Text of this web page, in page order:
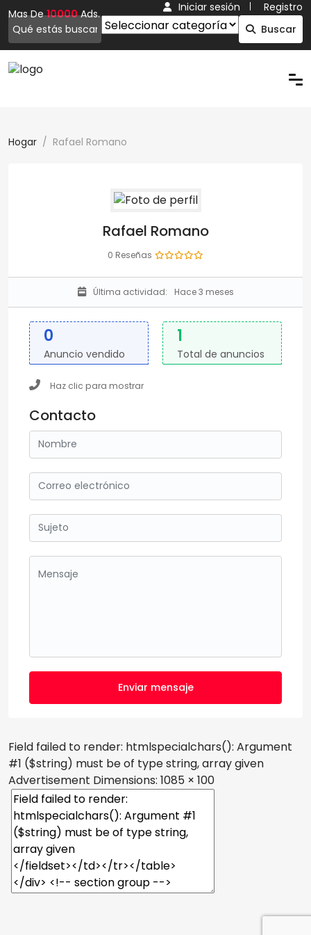
Mas De10000Ads.
Buscar
Iniciar sesión Registro
Hogar Rafael Romano
Rafael Romano
0 Reseñas
Última actividad: Hace 3 meses
0
Anuncio vendido
1
Total de anuncios
Haz clic para mostrar
Contacto
Enviar mensaje
Field failed to render: htmlspecialchars(): Argument
#1 ($string) must be of type string, array given
Advertisement Dimensions: 1085 × 100